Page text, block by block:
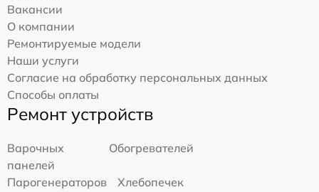
Вакансии
О компании
Ремонтируемые модели
Наши услуги
Согласие на обработку персональных данных
Способы оплаты
Ремонт устройств
Варочных
панелей
Обогревателей
Парогенераторов
Хлебопечек